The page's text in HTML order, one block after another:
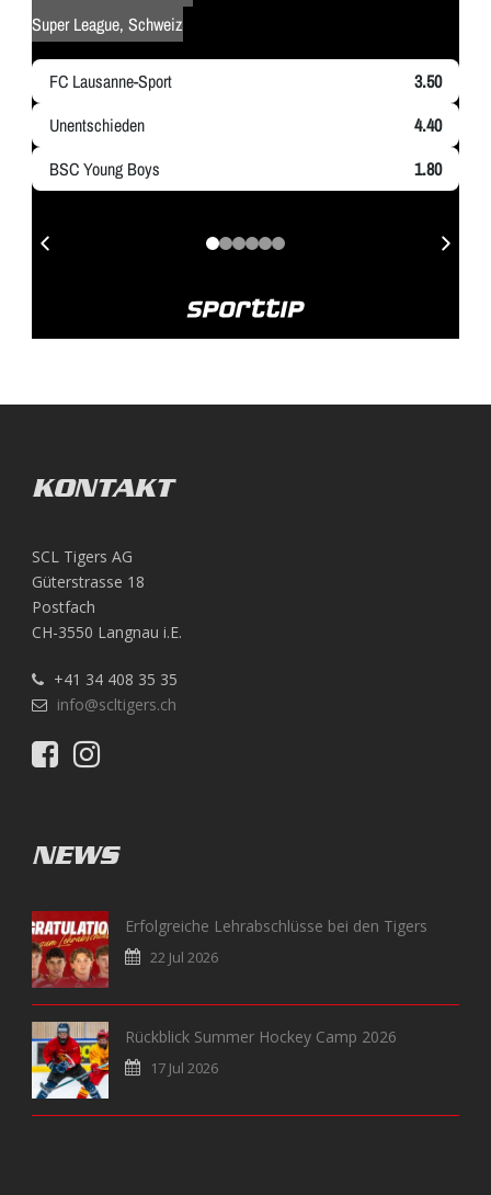
KONTAKT
SCL Tigers AG
Güterstrasse 18
Postfach
CH-3550 Langnau i.E.
+41 34 408 35 35
info@scltigers.ch
NEWS
Erfolgreiche Lehrabschlüsse bei den Tigers
22 Jul 2026
Rückblick Summer Hockey Camp 2026
17 Jul 2026